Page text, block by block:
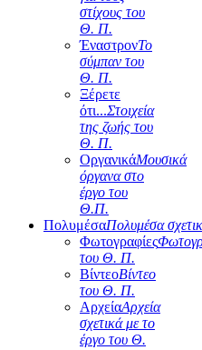
στίχους του
Θ. Π.
ΈναστρονΤο
σύμπαν του
Θ. Π.
Ξέρετε
ότι...Στοιχεία
της ζωής του
Θ. Π.
ΟργανικάΜουσικά
όργανα στο
έργο του
Θ.Π.
ΠολυμέσαΠολυμέσα
Φωτογραφίες
του Θ. Π.
ΒίντεοΒίντεο
του Θ. Π.
ΑρχείαΑρχεία
σχετικά με το
έργο του Θ.